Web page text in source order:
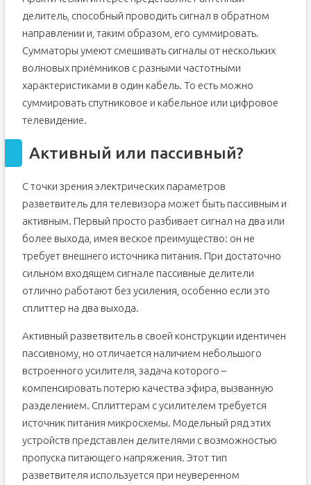
делитель, способный проводить сигнал в обратном
направлении и, таким образом, его суммировать.
Сумматоры умеют смешивать сигналы от нескольких
волновых приёмников с разными частотными
характеристиками в один кабель. То есть можно
суммировать спутниковое и кабельное или цифровое
телевидение.
Активный или пассивный?
С точки зрения электрических параметров
разветвитель для телевизора может быть пассивным и
активным. Первый просто разбивает сигнал на два или
более выхода, имея веское преимущество: он не
требует внешнего источника питания. При достаточно
сильном входящем сигнале пассивные делители
отлично работают без усиления, особенно если это
сплиттер на два выхода.
Активный разветвитель в своей конструкции идентичен
пассивному, но отличается наличием небольшого
встроенного усилителя, задача которого –
компенсировать потерю качества эфира, вызванную
разделением. Сплиттерам с усилителем требуется
источник питания микросхемы. Модельный ряд этих
устройств представлен делителями с возможностью
пропуска питающего напряжения. Этот тип
разветвителя используется при неуверенном